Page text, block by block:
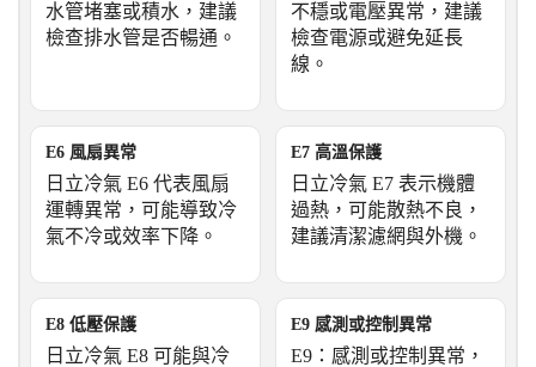
水管堵塞或積水，建議
檢查排水管是否暢通。
不穩或電壓異常，建議
檢查電源或避免延長
線。
E6 風扇異常
日立冷氣 E6 代表風扇
運轉異常，可能導致冷
氣不冷或效率下降。
E7 高溫保護
日立冷氣 E7 表示機體
過熱，可能散熱不良，
建議清潔濾網與外機。
E8 低壓保護
日立冷氣 E8 可能與冷
E9 感測或控制異常
E9：感測或控制異常，